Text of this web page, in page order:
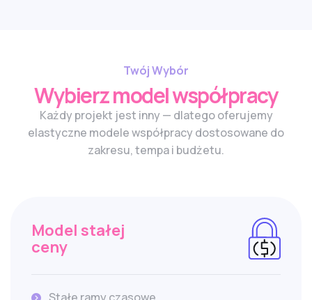
Twój Wybór
Wybierz model współpracy
Każdy projekt jest inny — dlatego oferujemy
elastyczne modele współpracy dostosowane do
zakresu, tempa i budżetu.
Model stałej
ceny
Stałe ramy czasowe